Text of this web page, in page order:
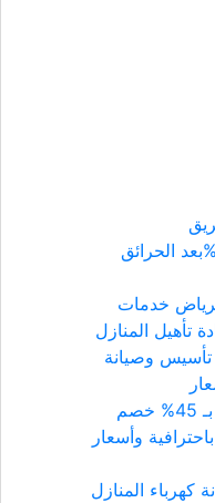
بالرياض..تنظيف احترافي99%بعد الحرائق
خدمات
وصيانة
شركة تنظيف وسط الرياض بـ 45% خصم
وأسعار
كهرباء المنازل